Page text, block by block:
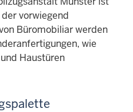
vorwiegend
Büromobiliar werden
wie
Haustüren